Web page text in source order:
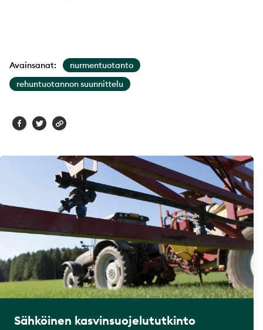
Avainsanat:
nurmentuotanto
rehuntuotannon suunnittelu
Sähköinen kasvinsuojelututkinto